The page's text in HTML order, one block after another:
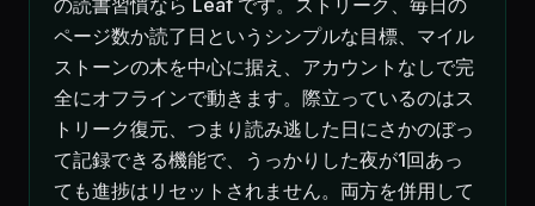
の読書習慣なら Leaf です。ストリーク、毎日の
ページ数か読了日というシンプルな目標、マイル
ストーンの木を中心に据え、アカウントなしで完
全にオフラインで動きます。際立っているのはス
トリーク復元、つまり読み逃した日にさかのぼっ
て記録できる機能で、うっかりした夜が1回あっ
ても進捗はリセットされません。両方を併用して